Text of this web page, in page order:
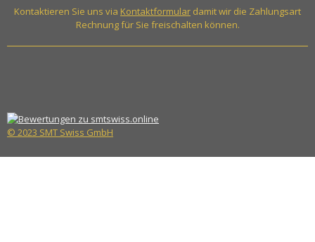
Kontaktieren Sie uns via Kontaktformular damit wir die Zahlungsart
Rechnung für Sie freischalten können.
© 2023 SMT Swiss GmbH